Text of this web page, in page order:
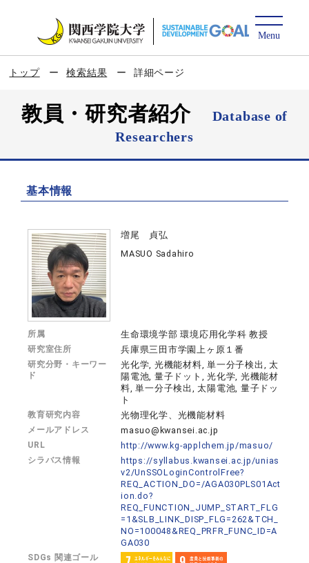
トップ 検索結果 詳細ページ
教員・研究者紹介
Database of
Researchers
基本情報
増尾 貞弘
MASUO Sadahiro
所属 生命環境学部 環境応用化学科 教授
研究室住所 兵庫県三田市学園上ヶ原１番
研究分野・キーワー
ド
光化学, 光機能材料, 単一分子検出, 太
陽電池, 量子ドット, 光化学, 光機能材
料, 単一分子検出, 太陽電池, 量子ドッ
ト
教育研究内容 光物理化学、光機能材料
メールアドレス masuo@kwansei.ac.jp
URL http://www.kg-applchem.jp/masuo/
シラバス情報
https://syllabus.kwansei.ac.jp/unias
v2/UnSSOLoginControlFree?
REQ_ACTION_DO=/AGA030PLS01Act
ion.do?
REQ_FUNCTION_JUMP_START_FLG
=1&SLB_LINK_DISP_FLG=262&TCH_
NO=100048&REQ_PRFR_FUNC_ID=A
GA030
SDGs 関連ゴール